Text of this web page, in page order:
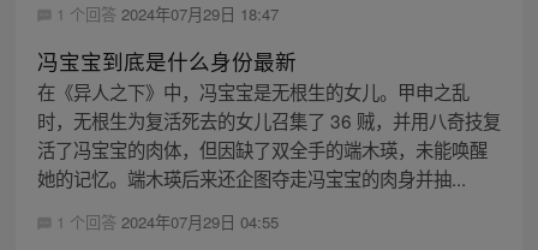
1 个回答 2024年07月29日 18:47
冯宝宝到底是什么身份最新
在《异人之下》中，冯宝宝是无根生的女儿。甲申之乱
时，无根生为复活死去的女儿召集了 36 贼，并用八奇技复
活了冯宝宝的肉体，但因缺了双全手的端木瑛，未能唤醒
她的记忆。端木瑛后来还企图夺走冯宝宝的肉身并抽...
1 个回答 2024年07月29日 04:55